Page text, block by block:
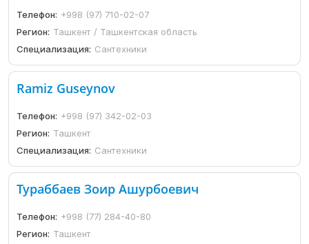
Телефон: +998 (97) 710-02-07
Регион: Ташкент / Ташкентская область
Специализация: Сантехники
Ramiz Guseynov
Телефон: +998 (97) 342-02-03
Регион: Ташкент
Специализация: Сантехники
Тураббаев Зоир Ашурбоевич
Телефон: +998 (77) 284-40-80
Регион: Ташкент